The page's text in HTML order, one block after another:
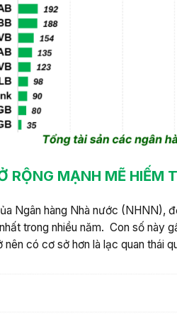
RỘNG MẠNH MẼ HIẾM
Ngân hàng Nhà nước (NHNN),
trong nhiều năm. Con số này
có cơ sở hơn là lạc quan thái